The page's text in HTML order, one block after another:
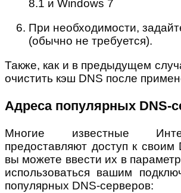
При необходимости,
(обычно не требуется).
Также, как и в предыдущем
очистить кэш DNS после
Адреса популярных DNS-
Многие известные
предоставляют доступ к своим
вы можете ввести их в
использоваться вашим
популярных DNS-серверов: